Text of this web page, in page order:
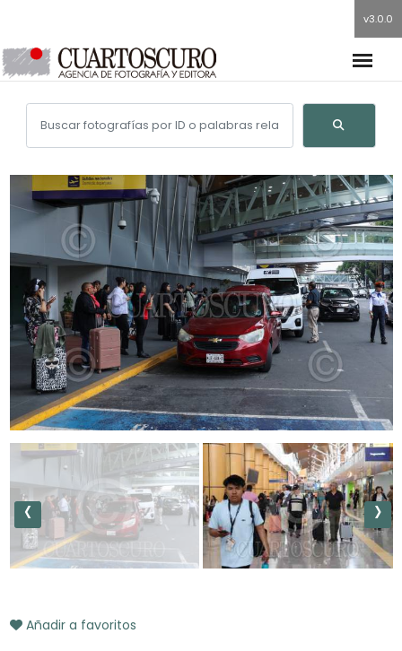
v3.0.0
‹ ›
Añadir a favoritos